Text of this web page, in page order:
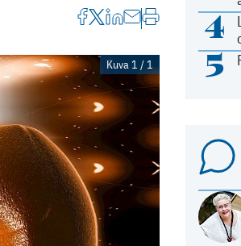
4
5
Kuva 1 / 1